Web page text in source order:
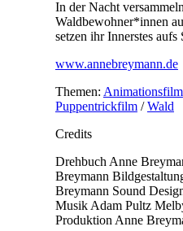
In der Nacht
Waldbewohner*innen
setzen ihr Innerstes aufs
www.annebreymann.de
Themen: Animationsfilm
Puppentrickfilm/Wald
Credits
DrehbuchAnne
Breymann
Breymann Sound
MusikAdam Pultz
ProduktionAnne